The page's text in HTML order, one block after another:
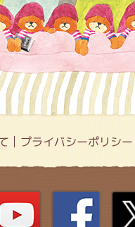
プライバシーポリシー